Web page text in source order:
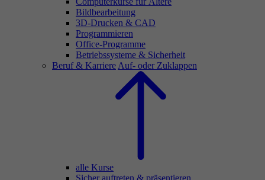
Bildbearbeitung
3D-Drucken & CAD
Programmieren
Office-Programme
Betriebssysteme & Sicherheit
Beruf & Karriere Auf- oder Zuklappen
alle Kurse
Sicher auftreten & präsentieren